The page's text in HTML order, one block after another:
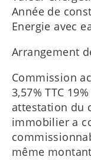
Année de
Energie avec
Arrangement
Commission
3,57% TTC
attestation du
immobilier a
même